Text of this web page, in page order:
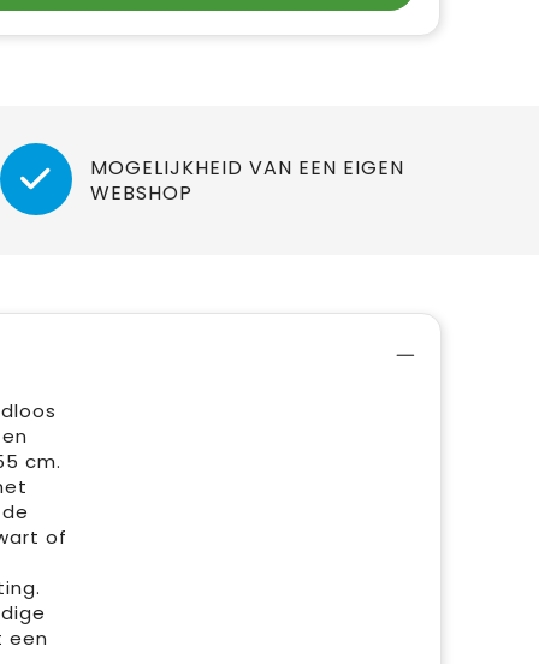
MOGELIJKHEID VAN EEN EIGEN
WEBSHOP
cm.
of
een